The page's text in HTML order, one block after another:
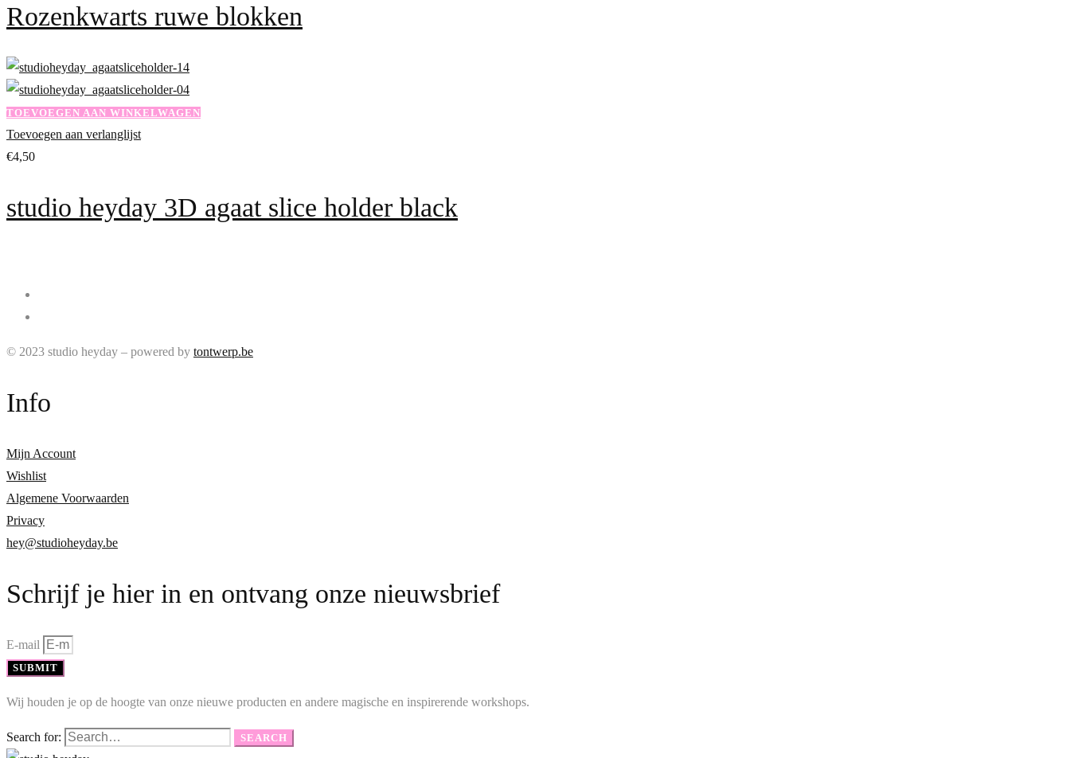
Rozenkwarts ruwe blokken
TOEVOEGEN AAN WINKELWAGEN
Toevoegen aan verlanglijst
€4,50
studio heyday 3D agaat slice holder black
© 2023 studio heyday – powered by tontwerp.be
Info
Mijn Account
Wishlist
Algemene Voorwaarden
Privacy
hey@studioheyday.be
Schrijf je hier in en ontvang onze nieuwsbrief
E-mail
SUBMIT
Wij houden je op de hoogte van onze nieuwe producten en andere magische en inspirerende workshops.
Search for: SEARCH